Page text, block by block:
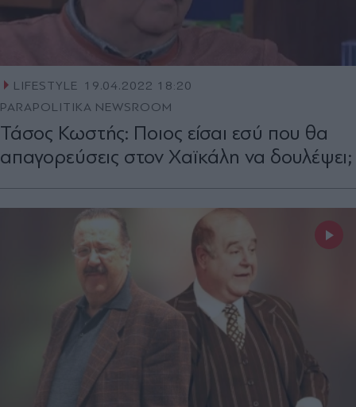
LIFESTYLE 19.04.2022 18:20
PARAPOLITIKA NEWSROOM
Τάσος Κωστής: Ποιος είσαι εσύ που θα
απαγορεύσεις στον Χαϊκάλη να δουλέψει;